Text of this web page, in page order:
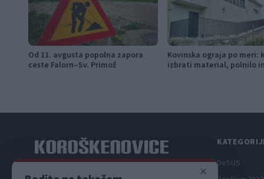
Od 11. avgusta popolna zapora
ceste Falorn–Sv. Primož
Kovinska ograja po meri:
izbrati material, polnilo
DeSUS
×